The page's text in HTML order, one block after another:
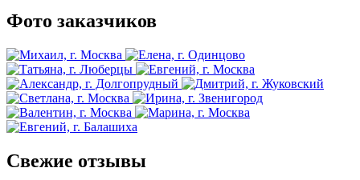
Фото заказчиков
Свежие отзывы